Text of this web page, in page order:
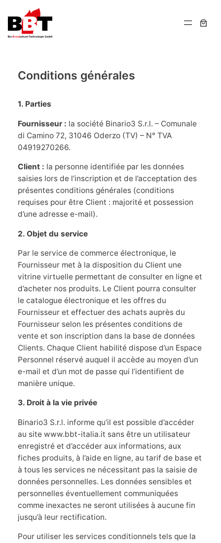
contenu
Conditions générales
1. Parties
Fournisseur : la société Binario3 S.r.l. – Comunale
di Camino 72, 31046 Oderzo (TV) – N° TVA
04919270266.
Client : la personne identifiée par les données
saisies lors de l’inscription et de l’acceptation des
présentes conditions générales (conditions
requises pour être Client : majorité et possession
d’une adresse e-mail).
2. Objet du service
Par le service de commerce électronique, le
Fournisseur met à la disposition du Client une
vitrine virtuelle permettant de consulter en ligne et
d’acheter nos produits. Le Client pourra consulter
le catalogue électronique et les offres du
Fournisseur et effectuer des achats auprès du
Fournisseur selon les présentes conditions de
vente et son inscription dans la base de données
Clients. Chaque Client habilité dispose d’un Espace
Personnel réservé auquel il accède au moyen d’un
e-mail et d’un mot de passe qui l’identifient de
manière unique.
3. Droit à la vie privée
Binario3 S.r.l. informe qu’il est possible d’accéder
au site www.bbt-italia.it sans être un utilisateur
enregistré et d’accéder aux informations, aux
fiches produits, à l’aide en ligne, au tarif de base et
à tous les services ne nécessitant pas la saisie de
données personnelles. Les données sensibles et
personnelles éventuellement communiquées
comme inexactes ne seront utilisées à aucune fin
jusqu’à leur rectification.
Pour utiliser les services conditionnels tels que la